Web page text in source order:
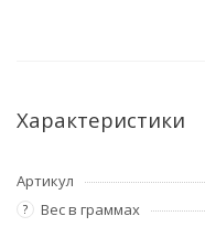
Характеристики
Артикул
? Вес в граммах